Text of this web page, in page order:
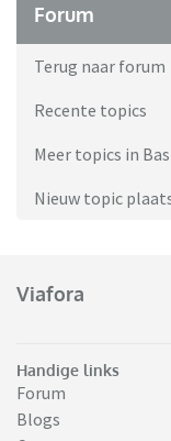
Forum
Terug naar forum
Recente topics
Meer topics in
Nieuw topic
Viafora
Handige links
Forum
Blogs